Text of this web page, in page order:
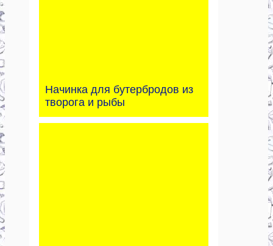
Начинка для бутербродов из
творога и рыбы